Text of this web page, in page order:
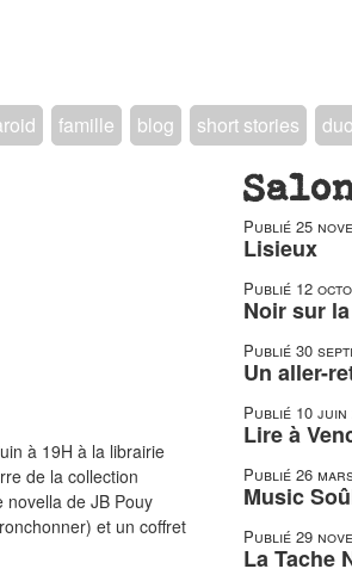
famille blog short stories
à 19H à la librairie
de la collection
de JB Pouy
et un coffret
Publié 25
Lisieux
Publié 12
Noir sur
Publié 30
Un aller-
Publié 10 juin
Lire à
Publié 26
Music
Publié 29
La Tache